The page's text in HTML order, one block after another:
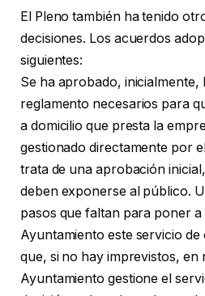
El Pleno también ha tenido
decisiones. Los acuerdos
siguientes:
Se ha aprobado, inicialmente,
reglamento necesarios para
a domicilio que presta la
gestionado directamente por
trata de una aprobación
deben exponerse al público.
pasos que faltan para poner a
Ayuntamiento este servicio de
que, si no hay imprevistos, en
Ayuntamiento gestione el